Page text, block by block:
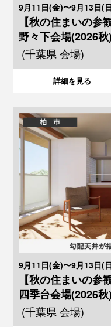
9月11日(金)〜9月13日(
【秋の住まいの
野々下会場(2026秋)
(千葉県 会場)
詳細を見る
9月11日(金)〜9月13日(
【秋の住まいの
四季台会場(2026秋)
(千葉県 会場)